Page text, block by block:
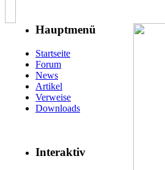
Hauptmenü
Startseite
Forum
News
Artikel
Verweise
Downloads
Interaktiv